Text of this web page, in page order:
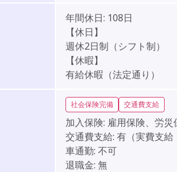
年間休日: 108日
【休日】
週休2日制（シフト制）
【休暇】
有給休暇（法定通り）
社会保険完備 交通費支給
加入保険: 雇用保険、労
交通費支給: 有（実費支給
車通勤: 不可
退職金: 無